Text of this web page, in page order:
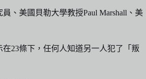
員、美國貝勒大學教授Paul Marshall、美
在23條下，任何人知道另一人犯了「叛